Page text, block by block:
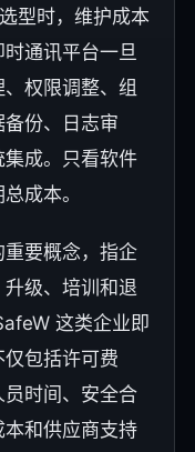
型时，维护成本
通讯平台一旦
权限调整、组
份、日志审
成。只看软件
成本。
要概念，指企
级、培训和退
这类企业即
包括许可费
时间、安全合
和供应商支持